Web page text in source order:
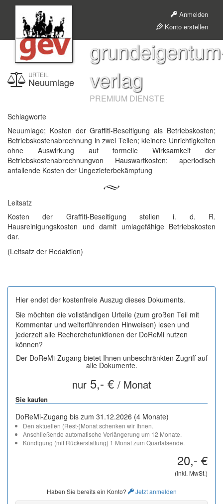
Anmelden
Konto erstellen
verlag
PREMIUM DIENSTE
URTEIL
Neuumlage
Schlagworte
Neuumlage; Kosten der Graffiti-Beseitigung als Betriebskosten;
Betriebskostenabrechnung in zwei Teilen; kleinere Unrichtigkeiten
ohne Auswirkung auf formelle Wirksamkeit der
Betriebskostenabrechnungvon Hauswartkosten; aperiodisch
anfallende Kosten der Ungezieferbekämpfung
Leitsatz
Kosten der Graffiti-Beseitigung stellen i. d. R.
Hausreinigungskosten und damit umlagefähige Betriebskosten
dar.
(Leitsatz der Redaktion)
Hier endet der kostenfreie Auszug dieses Dokuments.
Sie möchten die vollständigen Urteile (zum großen Teil mit
Kommentar und weiterführenden Hinweisen) lesen und
jederzeit alle Recherchefunktionen der DoReMi nutzen
können?
Der DoReMi-Zugang bietet Ihnen unbeschränkten Zugriff auf
alle Dokumente.
nur5,- € / Monat
Sie kaufen
DoReMi-Zugang bis zum 31.12.2026 (4 Monate)
Den aktuellen (Rest-)Monat schenken wir Ihnen.
Anschließende automatische Verlängerung um 12 Monate.
Kündigung (mit Rückerstattung) 1 Monat zum Quartalsende.
20,- €
(inkl. MwSt.)
Haben Sie bereits ein Konto? Jetzt anmelden